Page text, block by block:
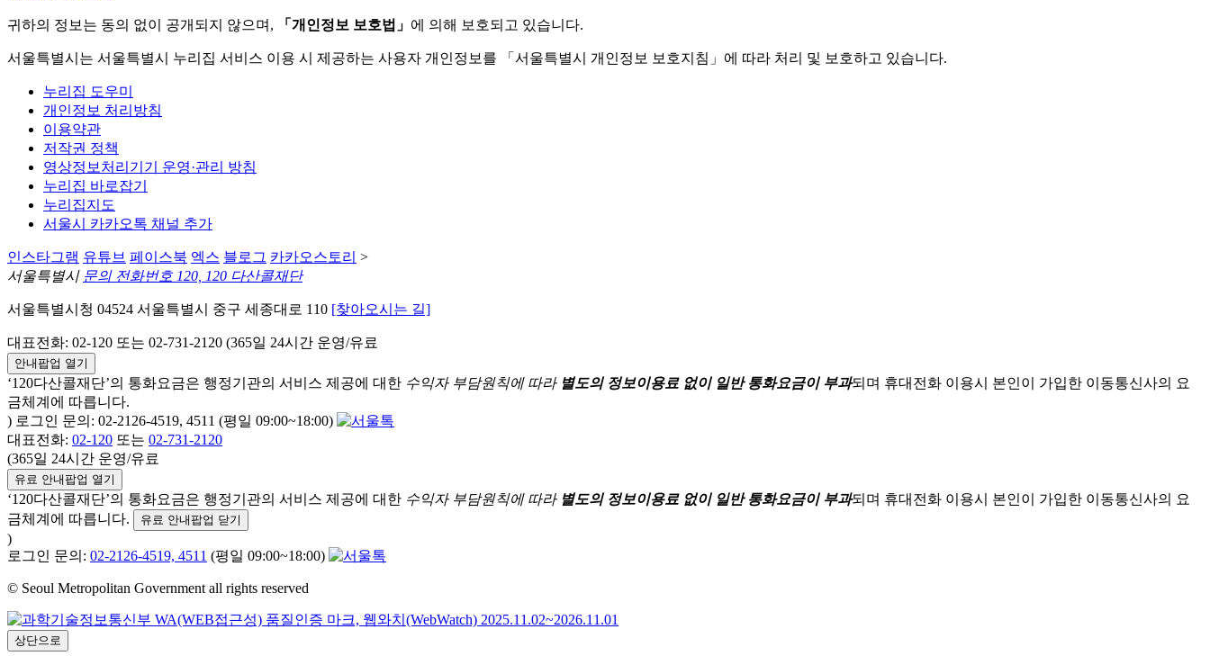
귀하의 정보는 동의 없이 공개되지 않으며, 「개인정보 보호법」 에 의해 보호되고 있습니다.
서울특별시는 서울특별시 누리집 서비스 이용 시 제공하는 사용자 개인정보를 「서울특별시 개인정보 보호지침」에 따라 처리 및 보호하고 있습니다.
누리집 도우미
개인정보 처리방침
이용약관
저작권 정책
영상정보처리기기 운영·관리 방침
누리집 바로잡기
누리집지도
서울시 카카오톡 채널 추가
인스타그램 유튜브 페이스북 엑스 블로그 카카오스토리 >
서울특별시 문의 전화번호 120, 120 다산콜재단
서울특별시청 04524 서울특별시 중구 세종대로 110 [찾아오시는 길]
대표전화: 02-120 또는 02-731-2120 (365일 24시간 운영/유료
안내팝업 열기
‘120다산콜재단’의 통화요금은 행정기관의 서비스 제공에 대한 수익자 부담원칙에 따라 별도의 정보이용료 없이 일반 통화요금이 부과되며 휴대전화 이용시 본인이 가입한 이동통신사의 요
금체계에 따릅니다.
) 로그인 문의: 02-2126-4519, 4511 (평일 09:00~18:00)
대표전화: 02-120 또는 02-731-2120
(365일 24시간 운영/유료
유료 안내팝업 열기
‘120다산콜재단’의 통화요금은 행정기관의 서비스 제공에 대한 수익자 부담원칙에 따라 별도의 정보이용료 없이 일반 통화요금이 부과되며 휴대전화 이용시 본인이 가입한 이동통신사의 요
금체계에 따릅니다.
유료 안내팝업 닫기
)
로그인 문의: 02-2126-4519, 4511 (평일 09:00~18:00)
© Seoul Metropolitan Government all rights reserved
상단으로